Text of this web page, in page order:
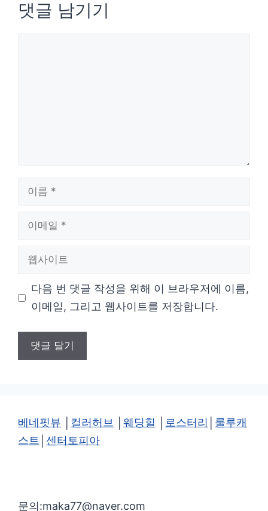
댓글 남기기
다음 번 댓글 작성을 위해 이 브라우저에 이름,
이메일, 그리고 웹사이트를 저장합니다.
베네핏뷰 컬러허브 웨딩힐 로스터리
룰루캐
스트
센터토피아
문의:maka77@naver.com